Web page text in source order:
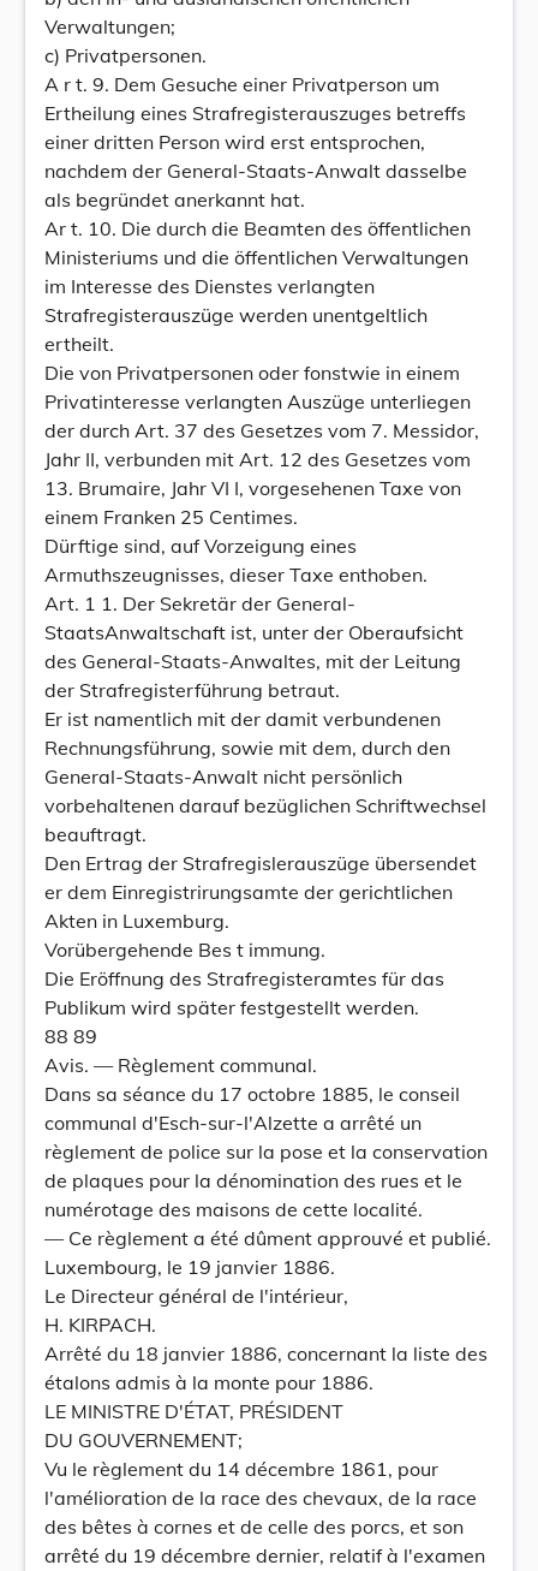
Verwaltungen;
c) Privatpersonen.
A r t. 9. Dem Gesuche einer Privatperson um
Ertheilung eines Strafregisterauszuges betreffs
einer dritten Person wird erst entsprochen,
nachdem der General-Staats-Anwalt dasselbe
als begründet anerkannt hat.
Ar t. 10. Die durch die Beamten des öffentlichen
Ministeriums und die öffentlichen Verwaltungen
im Interesse des Dienstes verlangten
Strafregisterauszüge werden unentgeltlich
ertheilt.
Die von Privatpersonen oder fonstwie in einem
Privatinteresse verlangten Auszüge unterliegen
der durch Art. 37 des Gesetzes vom 7. Messidor,
Jahr II, verbunden mit Art. 12 des Gesetzes vom
13. Brumaire, Jahr VI I, vorgesehenen Taxe von
einem Franken 25 Centimes.
Dürftige sind, auf Vorzeigung eines
Armuthszeugnisses, dieser Taxe enthoben.
Art. 1 1. Der Sekretär der General-
StaatsAnwaltschaft ist, unter der Oberaufsicht
des General-Staats-Anwaltes, mit der Leitung
der Strafregisterführung betraut.
Er ist namentlich mit der damit verbundenen
Rechnungsführung, sowie mit dem, durch den
General-Staats-Anwalt nicht persönlich
vorbehaltenen darauf bezüglichen Schriftwechsel
beauftragt.
Den Ertrag der Strafregislerauszüge übersendet
er dem Einregistrirungsamte der gerichtlichen
Akten in Luxemburg.
Vorübergehende Bes t immung.
Die Eröffnung des Strafregisteramtes für das
Publikum wird später festgestellt werden.
88 89
Avis. — Règlement communal.
Dans sa séance du 17 octobre 1885, le conseil
communal d'Esch-sur-l'Alzette a arrêté un
règlement de police sur la pose et la conservation
de plaques pour la dénomination des rues et le
numérotage des maisons de cette localité.
— Ce règlement a été dûment approuvé et publié.
Luxembourg, le 19 janvier 1886.
Le Directeur général de l'intérieur,
H. KIRPACH.
Arrêté du 18 janvier 1886, concernant la liste des
étalons admis à la monte pour 1886.
LE MINISTRE D'ÉTAT, PRÉSIDENT
DU GOUVERNEMENT;
Vu le règlement du 14 décembre 1861, pour
l'amélioration de la race des chevaux, de la race
des bêtes à cornes et de celle des porcs, et son
arrêté du 19 décembre dernier, relatif à l'examen